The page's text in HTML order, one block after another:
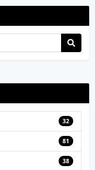
32
81
38